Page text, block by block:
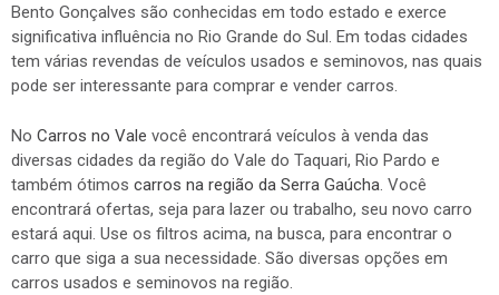
Bento Gonçalves são conhecidas em todo estado e exerce
significativa influência no Rio Grande do Sul. Em todas cidades
tem várias revendas de veículos usados e seminovos, nas quais
pode ser interessante para comprar e vender carros.
No Carros no Vale você encontrará veículos à venda das
diversas cidades da região do Vale do Taquari, Rio Pardo e
também ótimos carros na região da Serra Gaúcha. Você
encontrará ofertas, seja para lazer ou trabalho, seu novo carro
estará aqui. Use os filtros acima, na busca, para encontrar o
carro que siga a sua necessidade. São diversas opções em
carros usados e seminovos na região.